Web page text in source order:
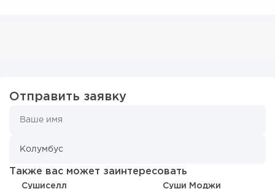
Отправить заявку
Также вас может заинтересовать
Сушиселл Суши Моджи